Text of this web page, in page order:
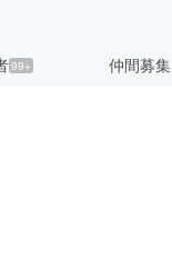
99+ 仲間募集